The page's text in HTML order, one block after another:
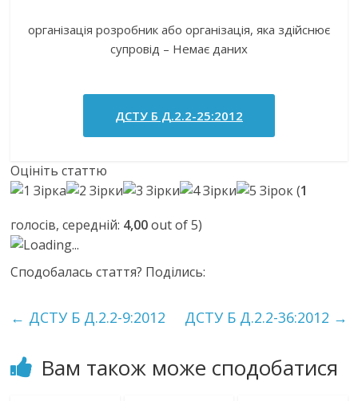
організація розробник або організація, яка здійснює
супровід – Немає даних
ДСТУ Б Д.2.2-25:2012
Оцініть статтю
(1
голосів, середній: 4,00out of 5)
Loading...
Сподобалась стаття? Поділись:
← ДСТУ Б Д.2.2-9:2012 ДСТУ Б Д.2.2-36:2012 →
Вам також може сподобатися